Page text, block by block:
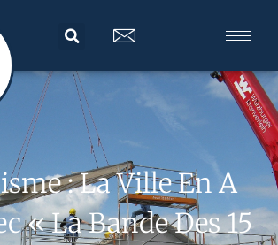
: La Ville En A
« La Bande Des 15